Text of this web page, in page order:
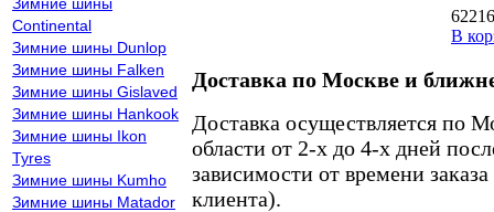
Continental
Зимние шины Dunlop
Зимние шины Falken
Зимние шины Gislaved
Зимние шины Hankook
Зимние шины Ikon
Tyres
Зимние шины Kumho
Зимние шины Matador
В
Доставка по Москве и
Доставка осуществляется по
области от 2-х до 4-х дней
зависимости от времени
клиента).